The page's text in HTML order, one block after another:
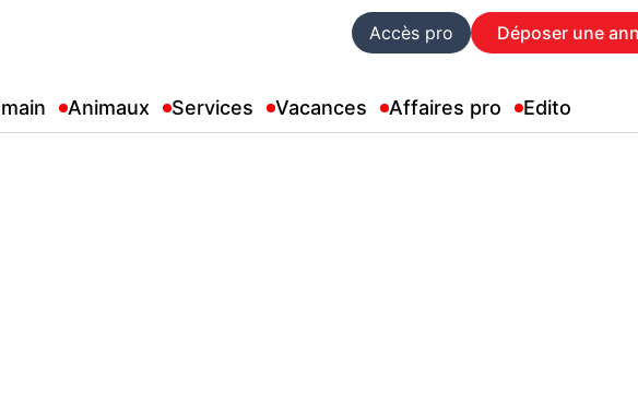
Accès pro Déposer une
Animaux Services Vacances Affaires pro Edito